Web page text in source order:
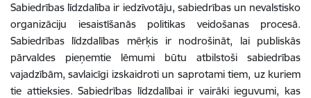
Sabiedrības līdzdalība ir iedzīvotāju, sabiedrības un nevalstisko
organizāciju iesaistīšanās politikas veidošanas procesā.
Sabiedrības līdzdalības mērķis ir nodrošināt, lai publiskās
pārvaldes pieņemtie lēmumi būtu atbilstoši sabiedrības
vajadzībām, savlaicīgi izskaidroti un saprotami tiem, uz kuriem
tie attieksies. Sabiedrības līdzdalībai ir vairāki ieguvumi, kas